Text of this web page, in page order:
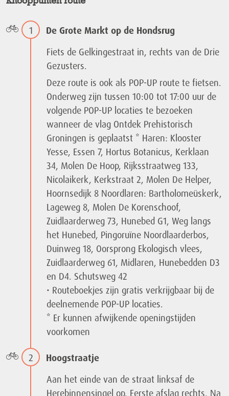
1
De Grote Markt op de Hondsrug
Fiets de Gelkingestraat in, rechts van de Drie
Gezusters.
Deze route is ook als POP-UP route te fietsen.
Onderweg zijn tussen 10:00 tot 17:00 uur de
volgende POP-UP locaties te bezoeken
wanneer de vlag Ontdek Prehistorisch
Groningen is geplaatst * Haren: Klooster
Yesse, Essen 7, Hortus Botanicus, Kerklaan
34, Molen De Hoop, Rijksstraatweg 133,
Nicolaikerk, Kerkstraat 2, Molen De Helper,
Hoornsedijk 8 Noordlaren: Bartholomeüskerk,
Lageweg 8, Molen De Korenschoof,
Zuidlaarderweg 73, Hunebed G1, Weg langs
het Hunebed, Pingoruïne Noordlaarderbos,
Duinweg 18, Oorsprong Ekologisch vlees,
Zuidlaarderweg 61, Midlaren, Hunebedden D3
en D4. Schutsweg 42
• Routeboekjes zijn gratis verkrijgbaar bij de
deelnemende POP-UP locaties.
* Er kunnen afwijkende openingstijden
voorkomen
2
Hoogstraatje
Aan het einde van de straat linksaf de
Herebinnensingel op. Eerste afslag rechts. Na